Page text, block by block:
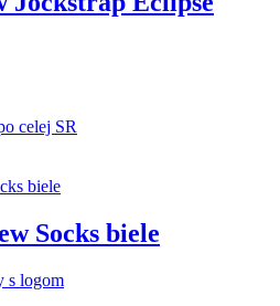
celej SR
Socks biele
s logom